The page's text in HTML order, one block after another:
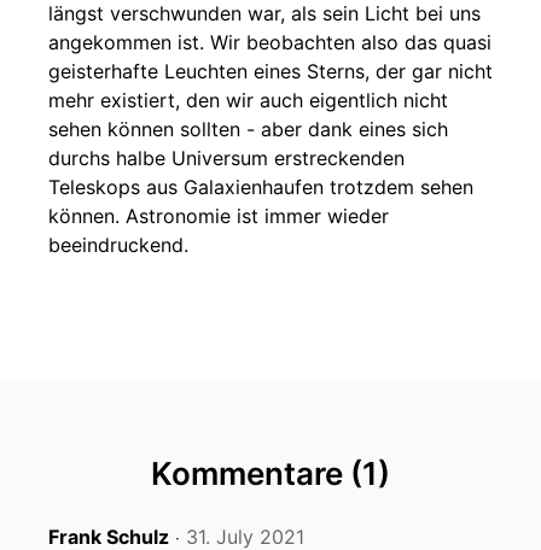
längst verschwunden war, als sein Licht bei uns
angekommen ist. Wir beobachten also das quasi
geisterhafte Leuchten eines Sterns, der gar nicht
mehr existiert, den wir auch eigentlich nicht
sehen können sollten - aber dank eines sich
durchs halbe Universum erstreckenden
Teleskops aus Galaxienhaufen trotzdem sehen
können. Astronomie ist immer wieder
beeindruckend.
Kommentare (1)
Frank Schulz ‧ 31. July 2021